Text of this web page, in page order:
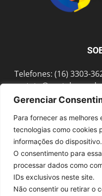
Gerenciar
Para fornecer as melhores
tecnologias como cookies
informações do dispositivo.
O consentimento para
processar dados como
IDs exclusivos neste site.
Não consentir ou retirar o
Telefones: (16) 3303-
Sex das 8h às 18h /